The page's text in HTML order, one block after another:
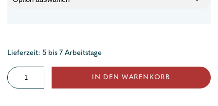
Lieferzeit: 5 bis 7 Arbeitstage
Niroschäkel
geschweifte
IN DEN WARENKORB